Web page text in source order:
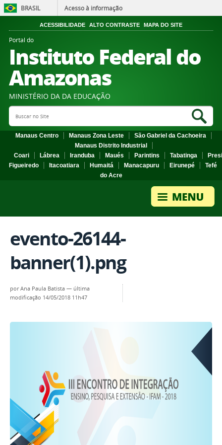
BRASIL Acesso à informação
ACESSIBILIDADE ALTO CONTRASTE MAPA DO SITE
Portal do
Instituto Federal do
Amazonas
MINISTÉRIO DA DA EDUCAÇÃO
Search Site
Manaus Centro Manaus Zona Leste
São Gabriel da Cachoeira
Manaus Distrito Industrial
Coari
Lábrea Iranduba Maués Parintins Tabatinga
Figueiredo
Itacoatiara Humaitá Manacapuru Eirunepé
Tefé
do Acre
evento-26144-
banner(1).png
porAna Paula Batista — última
modificação 14/05/2018 11h47